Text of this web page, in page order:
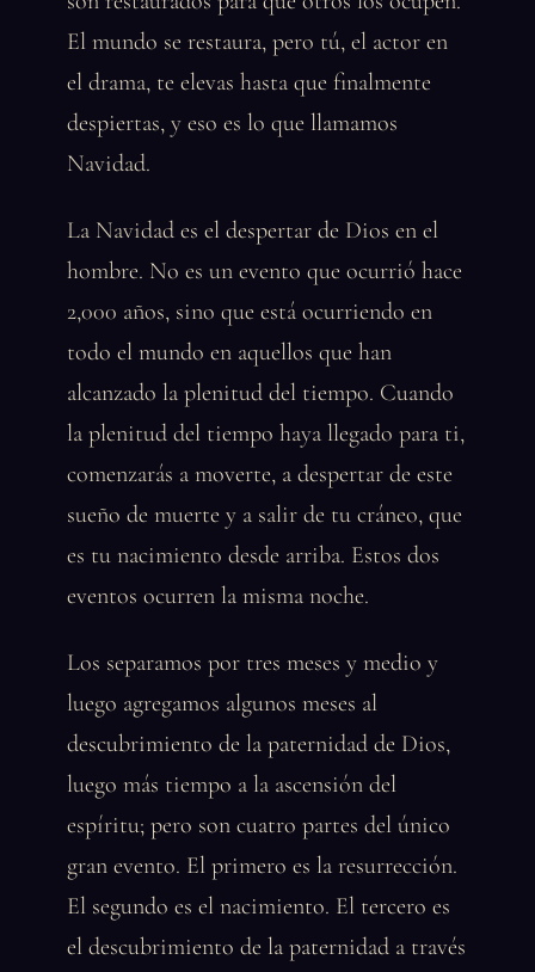
El mundo se restaura, pero tú, el actor en
el drama, te elevas hasta que finalmente
despiertas, y eso es lo que llamamos
Navidad.
La Navidad es el despertar de Dios en el
hombre. No es un evento que ocurrió hace
2,000 años, sino que está ocurriendo en
todo el mundo en aquellos que han
alcanzado la plenitud del tiempo. Cuando
la plenitud del tiempo haya llegado para ti,
comenzarás a moverte, a despertar de este
sueño de muerte y a salir de tu cráneo, que
es tu nacimiento desde arriba. Estos dos
eventos ocurren la misma noche.
Los separamos por tres meses y medio y
luego agregamos algunos meses al
descubrimiento de la paternidad de Dios,
luego más tiempo a la ascensión del
espíritu; pero son cuatro partes del único
gran evento. El primero es la resurrección.
El segundo es el nacimiento. El tercero es
el descubrimiento de la paternidad a través